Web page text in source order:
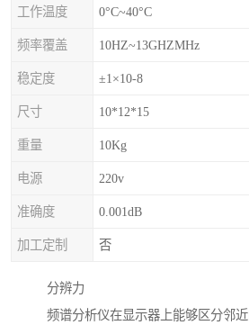
工作温度 0°C~40°C
频率覆盖 10HZ~13GHZMHz
稳定度 ±1×10-8
尺寸 10*12*15
重量 10Kg
电源 220v
准确度 0.001dB
加工定制 否
分辨力
频谱分析仪在显示器上能够区分邻